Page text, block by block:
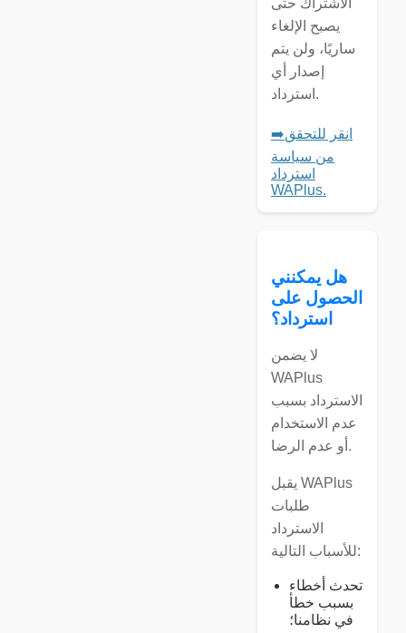
يصبح الإلغاء
ساريًا، ولن يتم
إصدار أي
استرداد.
➡️انقر للتحقق
من سياسة
استرداد
WAPlus.
هل يمكنني
الحصول على
استرداد؟
لا يضمن
WAPlus
الاسترداد بسبب
عدم الاستخدام
أو عدم الرضا.
يقبل WAPlus
طلبات
الاسترداد
للأسباب التالية:
تحدث أخطاء
بسبب خطأ
في نظامنا؛